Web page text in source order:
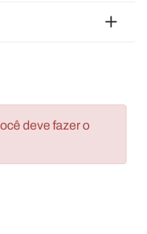
deve fazer o